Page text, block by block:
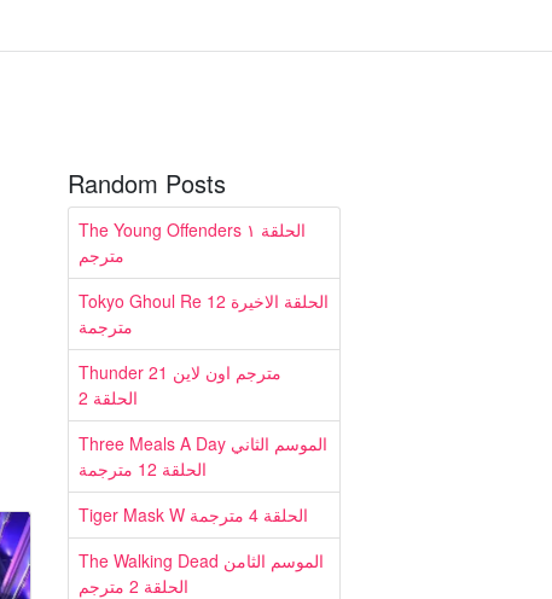
Random Posts
The Young Offenders الحلقة ١
مترجم
Tokyo Ghoul Re الحلقة الاخيرة 12
مترجمة
Thunder 21 مترجم اون لاين
الحلقة 2
Three Meals A Day الموسم الثاني
الحلقة 12 مترجمة
Tiger Mask W الحلقة 4 مترجمة
The Walking Dead الموسم الثامن
الحلقة 2 مترجم